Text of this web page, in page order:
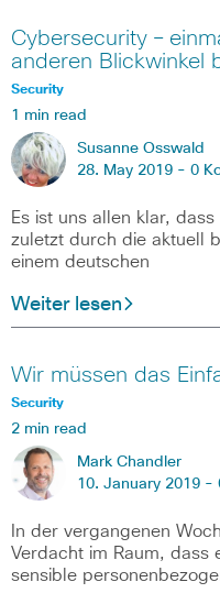
Cybersecurity –
anderen Blickwinkel
Security
1 min read
Susanne Osswald
28. May 2019 - 0
Es ist uns allen klar,
zuletzt durch die aktuell
einem deutschen
Weiter lesen
Wir müssen das
Security
2 min read
Mark Chandler
10. January 2019 -
In der vergangenen
Verdacht im Raum, dass
sensible